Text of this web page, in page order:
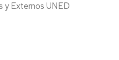
y Externos UNED